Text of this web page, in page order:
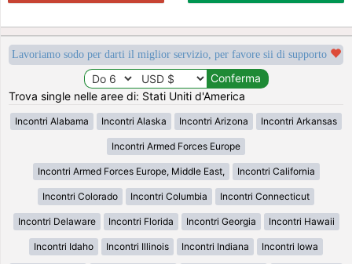
Lavoriamo sodo per darti il miglior servizio, per favore sii di supporto
Trova single nelle aree di: Stati Uniti d'America
Incontri Alabama Incontri Alaska Incontri Arizona Incontri Arkansas
Incontri Armed Forces Europe
Incontri Armed Forces Europe, Middle East, Incontri California
Incontri Colorado Incontri Columbia Incontri Connecticut
Incontri Delaware Incontri Florida Incontri Georgia Incontri Hawaii
Incontri Idaho Incontri Illinois Incontri Indiana Incontri Iowa